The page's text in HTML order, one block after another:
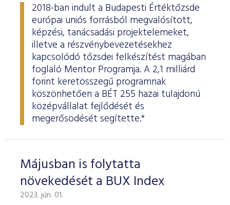
2018-ban indult a Budapesti Értéktőzsde
európai uniós forrásból megvalósított,
képzési, tanácsadási projektelemeket,
illetve a részvénybevezetésekhez
kapcsolódó tőzsdei felkészítést magában
foglaló Mentor Programja. A 2,1 milliárd
forint keretösszegű programnak
köszönhetően a BÉT 255 hazai tulajdonú
középvállalat fejlődését és
megerősödését segítette.*
Májusban is folytatta
növekedését a BUX Index
2023. jún. 01.